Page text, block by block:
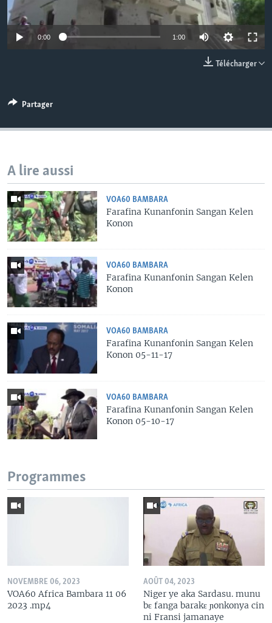
0:00 1:00
Télécharger
Partager
A lire aussi
VOA60 BAMBARA
Farafina Kunanfonin Sangan Kelen
Konon
VOA60 BAMBARA
Farafina Kunanfonin Sangan Kelen
Konon
VOA60 BAMBARA
Farafina Kunanfonin Sangan Kelen
Konon 05-11-17
VOA60 BAMBARA
Farafina Kunanfonin Sangan Kelen
Konon 05-10-17
Programmes
NOVEMBRE 06, 2023
VOA60 Africa Bambara 11 06
2023 .mp4
AOÛT 04, 2023
Niger ye aka Sardasu. munu
bɛ fanga barakɛ ɲonkonya cin
ni Fransi jamanaye